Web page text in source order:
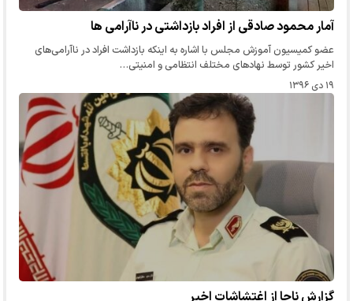
آمار محمود صادقی از افراد بازداشتی در ناآرامی ها
عضو کمیسیون آموزش مجلس با اشاره به اینکه بازداشت افراد در ناآرامی‌های
اخیر کشور توسط نهادهای مختلف انتظامی و امنیتی…
۱۹ دی ۱۳۹۶
گزارش ناجا از اغتشاشات اخیر